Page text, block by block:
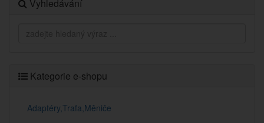
Vyhledávání
Kategorie e-shopu
Adaptéry,Trafa,Měniče